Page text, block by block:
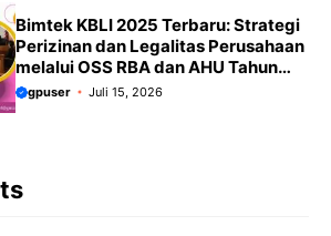
Bimtek KBLI 2025 Terbaru: Strategi
Perizinan dan Legalitas Perusahaan
melalui OSS RBA dan AHU Tahun
2026 Panduan Terbaru
gpuser Juli 15, 2026